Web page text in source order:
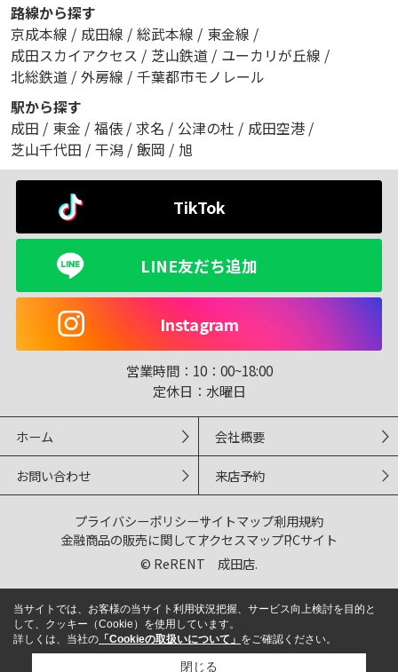
路線から探す
京成本線 / 成田線 / 総武本線 / 東金線 /
成田スカイアクセス / 芝山鉄道 / ユーカリが丘線 /
北総鉄道 / 外房線 / 千葉都市モノレール
駅から探す
成田 / 東金 / 福俵 / 求名 / 公津の杜 / 成田空港 /
芝山千代田 / 干潟 / 飯岡 / 旭
TikTok
LINE友だち追加
Instagram
営業時間： 10：00~18:00
定休日： 水曜日
ホーム 会社概要
お問い合わせ 来店予約
プライバシーポリシーサイトマップ利用規約
金融商品の販売に関してアクセスマップPCサイト
© ReRENT 成田店.
当サイトでは、お客様の当サイト利用状況把握、サービス向上検討を目的と
して、クッキー（Cookie）を使用しています。
詳しくは、当社の 「Cookieの取扱いについて」 をご確認ください。
閉じる